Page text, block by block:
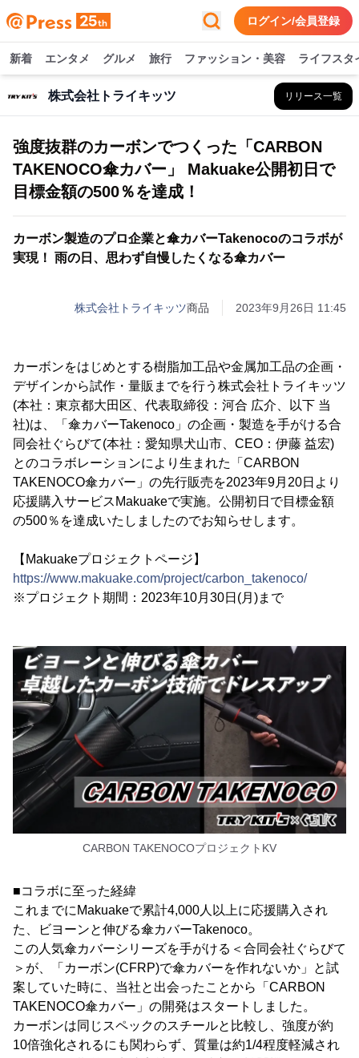
ログイン/会員登録
新着 エンタメ グルメ 旅行 ファッション・美容 ライフスタ
株式会社トライキッツ リリース一覧
強度抜群のカーボンでつくった「CARBON
TAKENOCO傘カバー」 Makuake公開初日で
目標金額の500％を達成！
カーボン製造のプロ企業と傘カバーTakenocoのコラボが
実現！ 雨の日、思わず自慢したくなる傘カバー
株式会社トライキッツ商品 2023年9月26日 11:45
カーボンをはじめとする樹脂加工品や金属加工品の企画・
デザインから試作・量販までを行う株式会社トライキッツ
(本社：東京都大田区、代表取締役：河合 広介、以下 当
社)は、「傘カバーTakenoco」の企画・製造を手がける合
同会社ぐらびて(本社：愛知県犬山市、CEO：伊藤 益宏)
とのコラボレーションにより生まれた「CARBON
TAKENOCO傘カバー」の先行販売を2023年9月20日より
応援購入サービスMakuakeで実施。公開初日で目標金額
の500％を達成いたしましたのでお知らせします。
【Makuakeプロジェクトページ】
https://www.makuake.com/project/carbon_takenoco/
※プロジェクト期間：2023年10月30日(月)まで
CARBON TAKENOCOプロジェクトKV
■コラボに至った経緯
これまでにMakuakeで累計4,000人以上に応援購入され
た、ビヨーンと伸びる傘カバーTakenoco。
この人気傘カバーシリーズを手がける＜合同会社ぐらびて
＞が、「カーボン(CFRP)で傘カバーを作れないか」と試
案していた時に、当社と出会ったことから「CARBON
TAKENOCO傘カバー」の開発はスタートしました。
カーボンは同じスペックのスチールと比較し、強度が約
10倍強化されるにも関わらず、質量は約1/4程度軽減され